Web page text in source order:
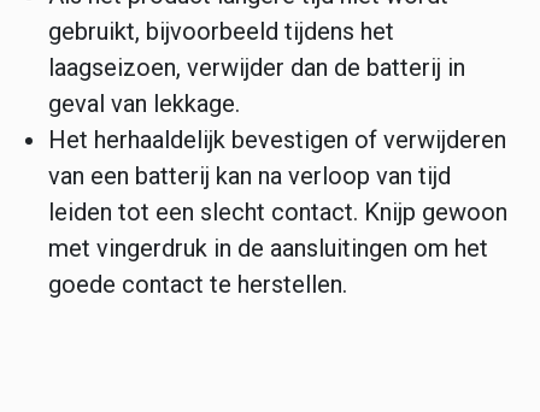
gebruikt, bijvoorbeeld tijdens het
laagseizoen, verwijder dan de batterij in
geval van lekkage.
Het herhaaldelijk bevestigen of verwijderen
van een batterij kan na verloop van tijd
leiden tot een slecht contact. Knijp gewoon
met vingerdruk in de aansluitingen om het
goede contact te herstellen.